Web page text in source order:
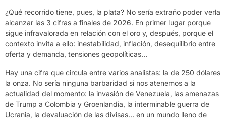
¿Qué recorrido tiene, pues, la plata? No sería extraño poder verla
alcanzar las 3 cifras a finales de 2026. En primer lugar porque
sigue infravalorada en relación con el oro y, después, porque el
contexto invita a ello: inestabilidad, inflación, desequilibrio entre
oferta y demanda, tensiones geopolíticas…
Hay una cifra que circula entre varios analistas: la de 250 dólares
la onza. No sería ninguna barbaridad si nos atenemos a la
actualidad del momento: la invasión de Venezuela, las amenazas
de Trump a Colombia y Groenlandia, la interminable guerra de
Ucrania, la devaluación de las divisas… en un mundo lleno de